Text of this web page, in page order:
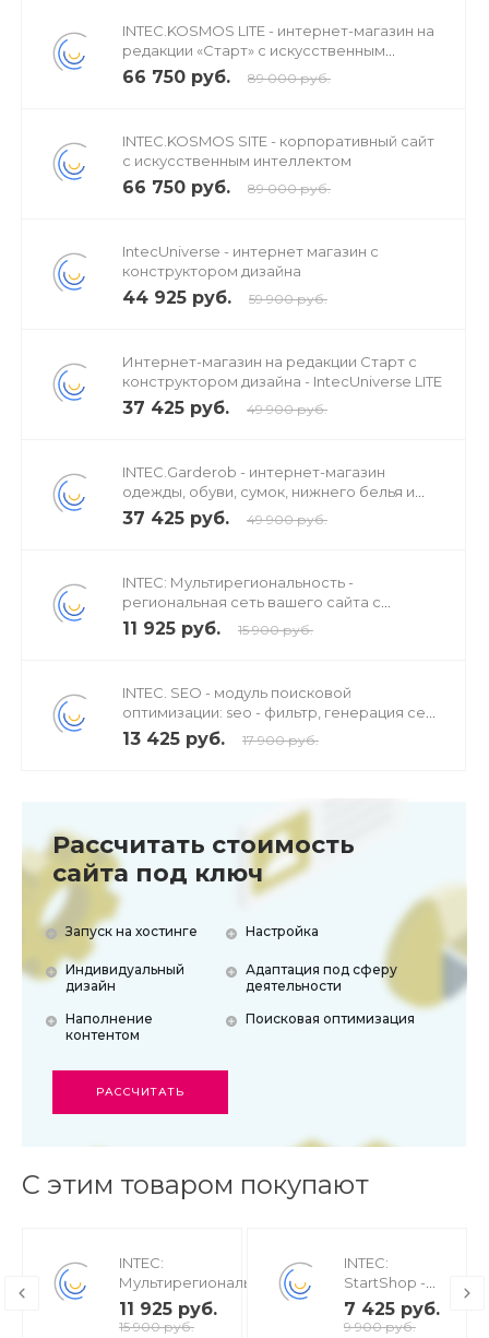
INTEC.KOSMOS LITE - интернет-магазин на
редакции «Старт» с искусственным
интеллектом
66 750 руб. 89 000 руб.
INTEC.KOSMOS SITE - корпоративный сайт
с искусственным интеллектом
66 750 руб. 89 000 руб.
IntecUniverse - интернет магазин с
конструктором дизайна
44 925 руб. 59 900 руб.
Интернет-магазин на редакции Старт с
конструктором дизайна - IntecUniverse LITE
37 425 руб. 49 900 руб.
INTEC.Garderob - интернет-магазин
одежды, обуви, сумок, нижнего белья и
аксессуаров
37 425 руб. 49 900 руб.
INTEC: Мультирегиональность -
региональная сеть вашего сайта с
продвижением в поисковиках
11 925 руб. 15 900 руб.
INTEC. SEO - модуль поисковой
оптимизации: seo - фильтр, генерация сео
- текстов, H1, мета-тегов
13 425 руб. 17 900 руб.
Рассчитать стоимость
сайта под ключ
Запуск на хостинге
Индивидуальный
дизайн
Наполнение
контентом
Настройка
Адаптация под сферу
деятельности
Поисковая оптимизация
РАССЧИТАТЬ
С этим товаром покупают
INTEC:
Мультирегиональность
- региональная сеть
вашего сайта с
11 925 руб.
15 900 руб.
INTEC:
StartShop -
модуль
интернет-
7 425 руб.
9 900 руб.